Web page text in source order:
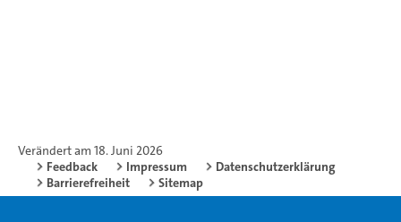
Verändert am 18. Juni 2026
Feedback
Impressum
Datenschutzerklärung
Barrierefreiheit
Sitemap